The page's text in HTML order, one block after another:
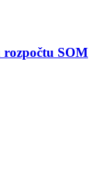
rozpočtu SOM